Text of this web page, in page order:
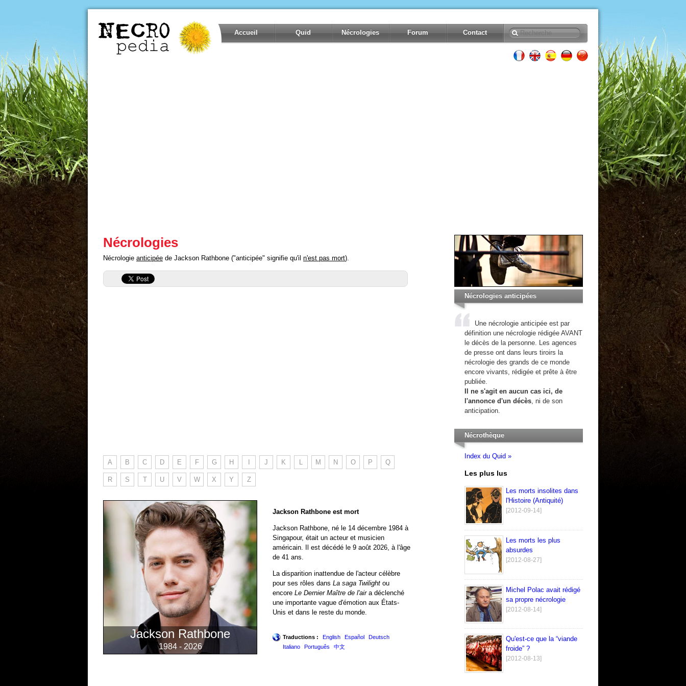
Accueil Quid Nécrologies Forum Contact
Nécrologies
Nécrologie anticipée de Jackson Rathbone ("anticipée" signifie qu'il n'est pas mort).
A B C D E F G H J K L M N O P Q
R S T U V W X Y Z
Jackson Rathbone
1984 - 2026
Jackson Rathbone est mort
Jackson Rathbone, né le 14 décembre 1984 à
Singapour, était un acteur et musicien
américain. Il est décédé le 9 août 2026, à l'âge
de 41 ans.
La disparition inattendue de l'acteur célèbre
pour ses rôles dans La saga Twilight ou
encore Le Dernier Maître de l'aira déclenché
une importante vague d'émotion aux États-
Unis et dans le reste du monde.
Traductions : English Español
Deutsch
Italiano
Português 中文
Nécrologies anticipées
Une nécrologie anticipée est par
définition une nécrologie rédigée AVANT
le décès de la personne. Les agences
de presse ont dans leurs tiroirs la
nécrologie des grands de ce monde
encore vivants, rédigée et prête à être
publiée.
Il ne s'agit en aucun cas ici, de
l'annonce d'un décès, ni de son
anticipation.
Nécrothèque
Index du Quid »
Les plus lus
Les morts insolites dans
l'Histoire (Antiquité)
[2012-09-14]
Les morts les plus
absurdes
[2012-08-27]
Michel Polac avait rédigé
sa propre nécrologie
[2012-08-14]
Qu'est-ce que la “viande
froide” ?
[2012-08-13]